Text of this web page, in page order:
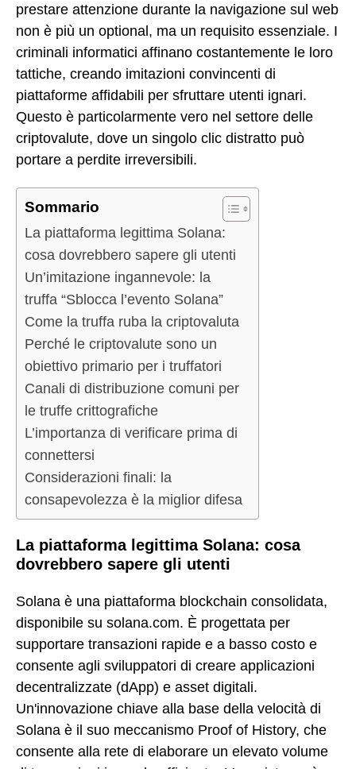
prestare attenzione durante la navigazione sul web
non è più un optional, ma un requisito essenziale. I
criminali informatici affinano costantemente le loro
tattiche, creando imitazioni convincenti di
piattaforme affidabili per sfruttare utenti ignari.
Questo è particolarmente vero nel settore delle
criptovalute, dove un singolo clic distratto può
portare a perdite irreversibili.
Sommario
La piattaforma legittima Solana:
cosa dovrebbero sapere gli utenti
Un’imitazione ingannevole: la
truffa “Sblocca l’evento Solana”
Come la truffa ruba la criptovaluta
Perché le criptovalute sono un
obiettivo primario per i truffatori
Canali di distribuzione comuni per
le truffe crittografiche
L’importanza di verificare prima di
connettersi
Considerazioni finali: la
consapevolezza è la miglior difesa
La piattaforma legittima Solana: cosa
dovrebbero sapere gli utenti
Solana è una piattaforma blockchain consolidata,
disponibile su solana.com. È progettata per
supportare transazioni rapide e a basso costo e
consente agli sviluppatori di creare applicazioni
decentralizzate (dApp) e asset digitali.
Un'innovazione chiave alla base della velocità di
Solana è il suo meccanismo Proof of History, che
consente alla rete di elaborare un elevato volume